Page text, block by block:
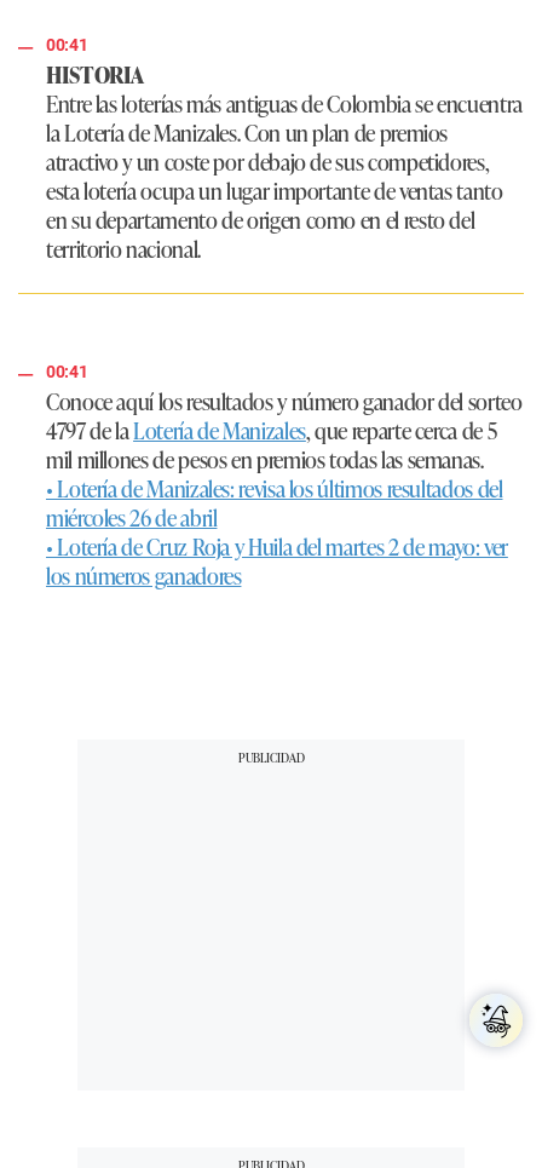
00:41
HISTORIA
Entre las loterías más antiguas de Colombia se encuentra
la Lotería de Manizales. Con un plan de premios
atractivo y un coste por debajo de sus competidores,
esta lotería ocupa un lugar importante de ventas tanto
en su departamento de origen como en el resto del
territorio nacional.
00:41
Conoce aquí los resultados y número ganador del sorteo
4797 de laLotería de Manizales, que reparte cerca de 5
mil millones de pesos en premios todas las semanas.
• Lotería de Manizales: revisa los últimos resultados del
miércoles 26 de abril
• Lotería de Cruz Roja y Huila del martes 2 de mayo: ver
los números ganadores